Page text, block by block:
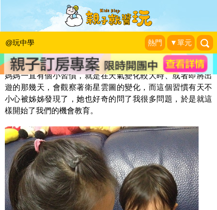
@玩中學 熱門 ▼單元
觀察衛星雲圖
♡我的雙C寶貝♡成長點滴
媽媽一直有個小習慣，就是在天氣變化較大時、或者即將出
遊的那幾天，會觀察著衛星雲圖的變化，而這個習慣有天不
小心被姊姊發現了，她也好奇的問了我很多問題，於是就這
樣開始了我們的機會教育。